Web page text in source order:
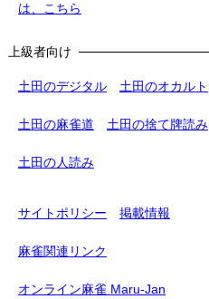
は、こちら
上級者向け
土田のデジタル 土田のオカルト
土田の麻雀道 土田の捨て牌読み
土田の人読み
サイトポリシー 掲載情報
麻雀関連リンク
オンライン麻雀 Maru-Jan